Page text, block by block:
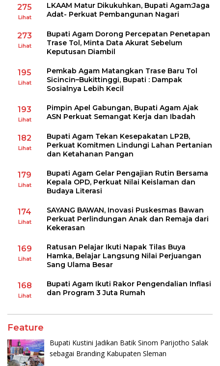
275
Lihat
LKAAM Matur Dikukuhkan, Bupati Agam:Jaga
Adat- Perkuat Pembangunan Nagari
273
Lihat
Bupati Agam Dorong Percepatan Penetapan
Trase Tol, Minta Data Akurat Sebelum
Keputusan Diambil
195
Lihat
Pemkab Agam Matangkan Trase Baru Tol
Sicincin–Bukittinggi, Bupati : Dampak
Sosialnya Lebih Kecil
193
Lihat
Pimpin Apel Gabungan, Bupati Agam Ajak
ASN Perkuat Semangat Kerja dan Ibadah
182
Lihat
Bupati Agam Tekan Kesepakatan LP2B,
Perkuat Komitmen Lindungi Lahan Pertanian
dan Ketahanan Pangan
179
Lihat
Bupati Agam Gelar Pengajian Rutin Bersama
Kepala OPD, Perkuat Nilai Keislaman dan
Budaya Literasi
174
Lihat
SAYANG BAWAN, Inovasi Puskesmas Bawan
Perkuat Perlindungan Anak dan Remaja dari
Kekerasan
169
Lihat
Ratusan Pelajar Ikuti Napak Tilas Buya
Hamka, Belajar Langsung Nilai Perjuangan
Sang Ulama Besar
168
Lihat
Bupati Agam Ikuti Rakor Pengendalian Inflasi
dan Program 3 Juta Rumah
Feature
Bupati Kustini Jadikan Batik Sinom Parijotho Salak
sebagai Branding Kabupaten Sleman